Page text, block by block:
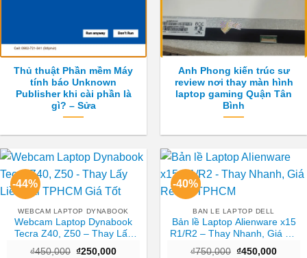
Thủ thuật Phần mềm Máy
tính báo Unknown
Publisher khi cài phần là
gì? – Sửa
Anh Phong kiến trúc sư
review nơi thay màn hình
laptop gaming Quận Tân
Bình
-44%
WEBCAM LAPTOP DYNABOOK
Webcam Laptop Dynabook
Tecra Z40, Z50 – Thay Lấy
₫450,000 Giá
₫250,000Giá
-40%
BAN LE LAPTOP DELL
Bản lề Laptop Alienware x15
R1/R2 – Thay Nhanh, Giá Rẻ
₫750,000 Giá
₫450,000Giá